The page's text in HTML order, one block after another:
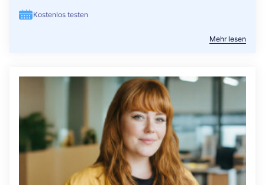
Kostenlos testen
Mehr lesen